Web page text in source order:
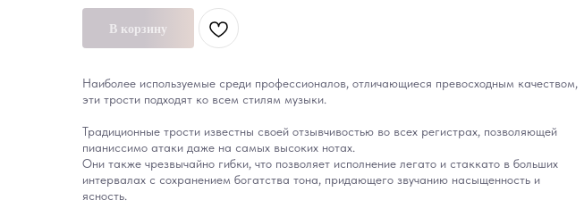
В корзину
Наиболее используемые среди профессионалов, отличающиеся превосходным качеством,
эти трости подходят ко всем стилям музыки.
Традиционные трости известны своей отзывчивостью во всех регистрах, позволяющей
пианиссимо атаки даже на самых высоких нотах.
Они также чрезвычайно гибки, что позволяет исполнение легато и стаккато в больших
интервалах с сохранением богатства тона, придающего звучанию насыщенность и
ясность.